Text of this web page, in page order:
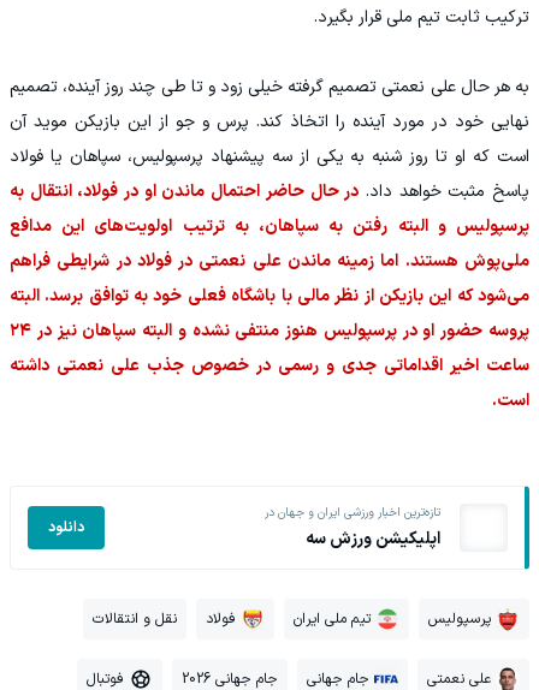
ترکیب ثابت تیم ملی قرار بگیرد.
به هر حال علی نعمتی تصمیم گرفته خیلی زود و تا طی چند روز آینده، تصمیم
نهایی خود در مورد آینده را اتخاذ کند. پرس و جو از این بازیکن موید آن
است که او تا روز شنبه به یکی از سه پیشنهاد پرسپولیس، سپاهان یا فولاد
پاسخ مثبت خواهد داد. در حال حاضر احتمال ماندن او در فولاد، انتقال به
پرسپولیس و البته رفتن به سپاهان، به ترتیب اولویت‌های این مدافع
ملی‌پوش هستند. اما زمینه ماندن علی نعمتی در فولاد در شرایطی فراهم
می‌شود که این بازیکن از نظر مالی با باشگاه فعلی خود به توافق برسد. البته
پروسه حضور او در پرسپولیس هنوز منتفی نشده و البته سپاهان نیز در ۲۴
ساعت اخیر اقداماتی جدی و رسمی در خصوص جذب علی نعمتی داشته
است.
تازه‌ترین اخبار ورزشی ایران و جهان در
اپلیکیشن ورزش سه دانلود
پرسپولیس تیم ملی ایران فولاد نقل و انتقالات
علی نعمتی جام جهانی جام جهانی 2026 فوتبال